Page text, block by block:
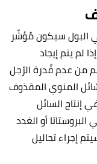
البول سيكون مُؤشّر
لم يتم إيجاد
من عدم قُدرة الرّجل
المنوي المقذوف
إنتاج السائل
أو الغدد
إجراء تحاليل